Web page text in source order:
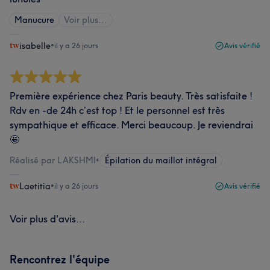
Manucure Voir plus...
isabelle•il y a 26 jours Avis vérifié
Première expérience chez Paris beauty. Très satisfaite !
Rdv en -de 24h c’est top ! Et le personnel est très
sympathique et efficace. Merci beaucoup. Je reviendrai
🤩
Réalisé par LAKSHMI• Épilation du maillot intégral
Laetitia•il y a 26 jours Avis vérifié
Voir plus d'avis...
Rencontrez l'équipe